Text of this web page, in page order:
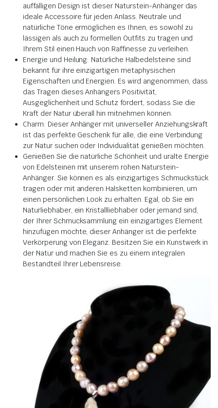
auffälligen Design ist dieser Naturstein-Anhänger das
ideale Accessoire für jeden Anlass. Neutrale und
natürliche Töne ermöglichen es Ihnen, es sowohl zu
lässigen als auch zu formellen Outfits zu tragen und
Ihrem Stil einen Hauch von Raffinesse zu verleihen.
Energie und Heilung: Natürliche Halbedelsteine sind
bekannt für ihre einzigartigen metaphysischen
Eigenschaften und Energien. Es wird angenommen, dass
das Tragen dieses Anhängers Positivität,
Ausgeglichenheit und Schutz fördert, sodass Sie die
Kraft der Natur überall hin mitnehmen können.
Charm: Dieser Anhänger mit universeller Anziehungskraft
ist das perfekte Geschenk für alle, die eine Verbindung
zur Natur suchen oder Individualität genießen möchten.
Genießen Sie die natürliche Schönheit und uralte Energie
von Edelsteinen mit unserem rohen Naturstein-
Anhänger. Sie können es als einzigartiges Schmuckstück
tragen oder mit anderen Halsketten kombinieren, um
einen persönlichen Look zu erhalten. Egal, ob Sie ein
Naturliebhaber, ein Kristallliebhaber oder jemand sind,
der Ihrer Schmucksammlung ein einzigartiges Element
hinzufügen möchte, dieser Anhänger ist die perfekte
Verkörperung von Eleganz. Besitzen Sie ein Kunstwerk in
der Natur und machen Sie es zu einem integralen
Bestandteil Ihrer Lebensreise.